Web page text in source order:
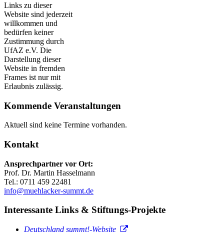
Links zu dieser
Website sind jederzeit
willkommen und
bedürfen keiner
Zustimmung durch
UfAZ e.V. Die
Darstellung dieser
Website in fremden
Frames ist nur mit
Erlaubnis zulässig.
Kommende Veranstaltungen
Aktuell sind keine Termine vorhanden.
Kontakt
Ansprechpartner vor Ort:
Prof. Dr. Martin Hasselmann
Tel.: 0711 459 22481
info@muehlacker-summt.de
Interessante Links & Stiftungs-Projekte
Deutschland summt!-Website